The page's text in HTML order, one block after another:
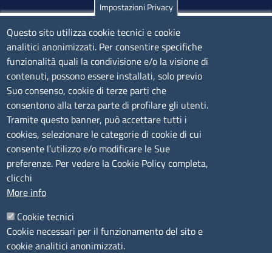
Olbia
Via Nanni 43 - 07026 Olbia
Tel. 0789 66122 | 0789 69580
mail:ufficio.olbia@ss.camcom.it
lunedì al venerdì: 9,00 - 12,00; lunedì pomeriggio: 16,00
- 17,00
CONTATTI
Camera di Commercio, Industria, Artigianato e
Agricoltura di Sassari
P.IVA01047570906
Codice Fiscale 80000930901
Impostazioni Privacy
Questo sito utilizza cookie tecnici e cookie
analitici anonimizzati. Per consentire specifiche
funzionalità quali la condivisione e/o la visione di
contenuti, possono essere installati, solo previo
Suo consenso, cookie di terze parti che
consentono alla terza parte di profilare gli utenti.
Tramite questo banner, può accettare tutti i
cookies, selezionare le categorie di cookie di cui
consente l’utilizzo e/o modificare le Sue
preferenze. Per vedere la Cookie Policy completa,
clicchi
More info
Cookie tecnici
Cookie necessari per il funzionamento del sito e
cookie analitici anonimizzati.